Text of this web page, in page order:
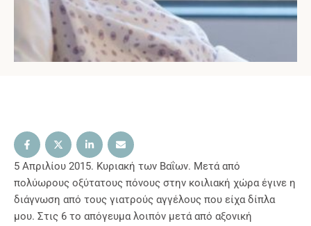
5 Απριλίου 2015. Κυριακή των Βαΐων. Μετά από
πολύωρους οξύτατους πόνους στην κοιλιακή χώρα έγινε η
διάγνωση από τους γιατρούς αγγέλους που είχα δίπλα
μου. Στις 6 το απόγευμα λοιπόν μετά από αξονική